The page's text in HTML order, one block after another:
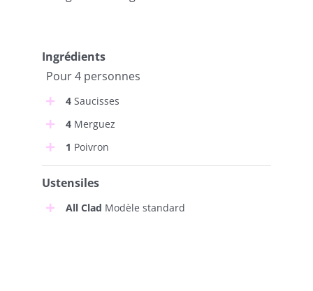
Ingrédients
Pour 4 personnes
4Saucisses
4Merguez
1 Poivron
Ustensiles
All Clad Modèle standard